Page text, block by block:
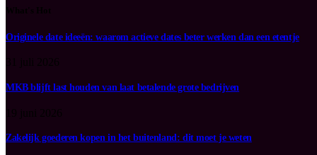
Originele date ideeën: waarom actieve dates beter werken dan een etentje
MKB blijft last houden van laat betalende grote bedrijven
Zakelijk goederen kopen in het buitenland: dit moet je weten